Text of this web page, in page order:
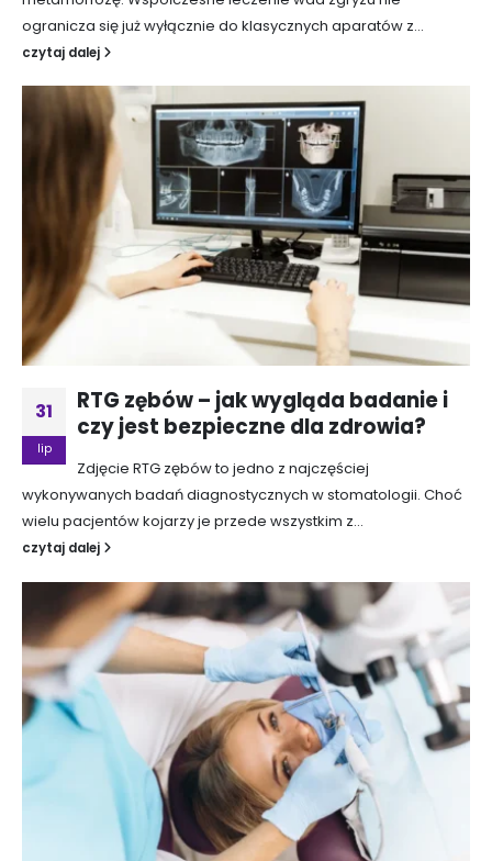
ogranicza się już wyłącznie do klasycznych aparatów z...
czytaj dalej
31
lip
RTG zębów – jak wygląda badanie i
czy jest bezpieczne dla zdrowia?
Zdjęcie RTG zębów to jedno z najczęściej
wykonywanych badań diagnostycznych w stomatologii. Choć
wielu pacjentów kojarzy je przede wszystkim z...
czytaj dalej